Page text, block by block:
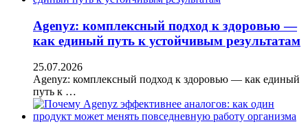
Agenyz: комплексный подход к здоровью —
как единый путь к устойчивым результатам
25.07.2026
Agenyz: комплексный подход к здоровью — как единый
путь к …